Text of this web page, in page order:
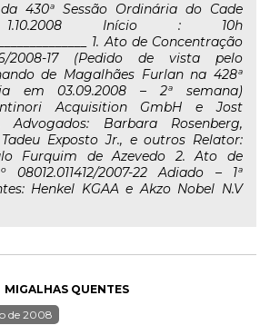
430ª Sessão Ordinária do Cade
Início : 10h
1. Ato de Concentração
2008-17 (Pedido de vista pelo
de Magalhães Furlan na 428ª
em 03.09.2008 – 2ª semana)
Acquisition GmbH e Jost
Advogados: Barbara Rosenberg,
Exposto Jr., e outros Relator:
Furquim de Azevedo 2. Ato de
08012.011412/2007-22 Adiado – 1ª
Henkel KGAA e Akzo Nobel N.V
MIGALHAS QUENTES
de 2008